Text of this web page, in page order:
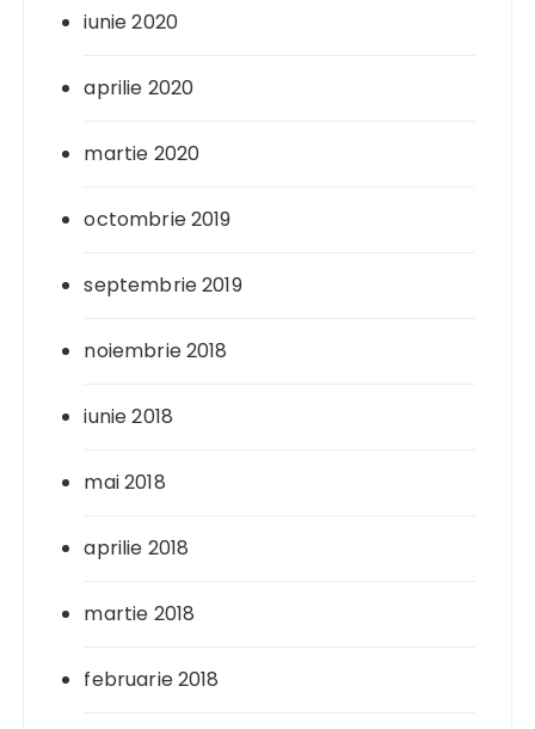
iunie 2020
aprilie 2020
martie 2020
octombrie 2019
septembrie 2019
noiembrie 2018
iunie 2018
mai 2018
aprilie 2018
martie 2018
februarie 2018